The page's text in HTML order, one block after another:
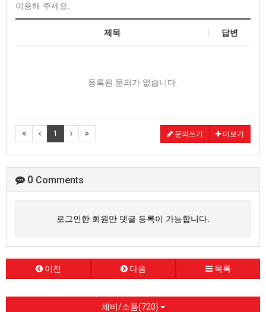
이용해 주세요.
제목 답변
등록된 문의가 없습니다.
1 문의쓰기 더보기
0 Comments
로그인한 회원만 댓글 등록이 가능합니다.
이전 다음 목록
채비/소품(720)